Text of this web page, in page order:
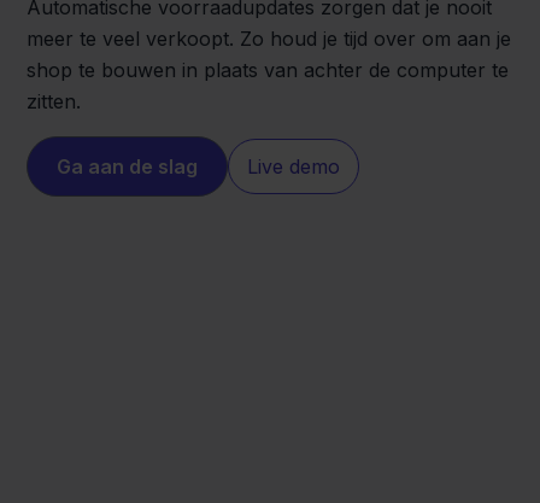
Automatische voorraadupdates zorgen dat je nooit
meer te veel verkoopt. Zo houd je tijd over om aan je
shop te bouwen in plaats van achter de computer te
zitten.
Ga aan de slag Live demo